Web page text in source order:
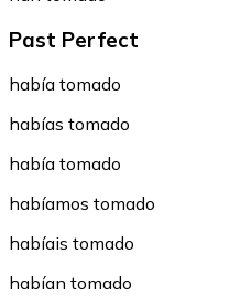
Past Perfect
había tomado
habías tomado
había tomado
habíamos tomado
habíais tomado
habían tomado